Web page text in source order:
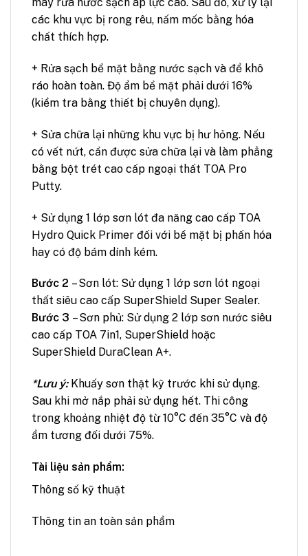
các khu vực bị rong rêu, nấm mốc bằng hóa
chất thích hợp.
+ Rửa sạch bề mặt bằng nước sạch và để khô
ráo hoàn toàn. Độ ẩm bề mặt phải dưới 16%
(kiểm tra bằng thiết bị chuyên dụng).
+ Sửa chữa lại những khu vực bị hư hỏng. Nếu
có vết nứt, cần được sửa chữa lại và làm phẳng
bằng bột trét cao cấp ngoại thất TOA Pro
Putty.
+ Sử dụng 1 lớp sơn lót đa năng cao cấp TOA
Hydro Quick Primer đối với bề mặt bị phấn hóa
hay có độ bám dính kém.
Bước 2 – Sơn lót: Sử dụng 1 lớp sơn lót ngoại
thất siêu cao cấp SuperShield Super Sealer.
Bước 3 – Sơn phủ: Sử dụng 2 lớp sơn nước siêu
cao cấp TOA 7in1, SuperShield hoặc
SuperShield DuraClean A+.
*Lưu ý: Khuấy sơn thật kỹ trước khi sử dụng.
Sau khi mở nắp phải sử dụng hết. Thi công
trong khoảng nhiệt độ từ 10°C đến 35°C và độ
ẩm tương đối dưới 75%.
Tài liệu sản phẩm:
Thông số kỹ thuật
Thông tin an toàn sản phẩm